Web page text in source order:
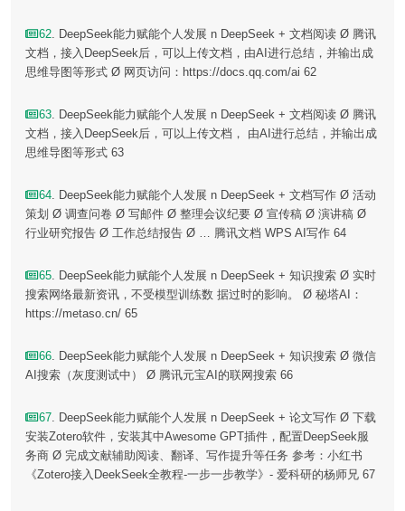
62. DeepSeek能力赋能个人发展 n DeepSeek + 文档阅读 Ø 腾讯
文档，接入DeepSeek后，可以上传文档，由AI进行总结，并输出成
思维导图等形式 Ø 网页访问：https://docs.qq.com/ai 62
63. DeepSeek能力赋能个人发展 n DeepSeek + 文档阅读 Ø 腾讯
文档，接入DeepSeek后，可以上传文档， 由AI进行总结，并输出成
思维导图等形式 63
64. DeepSeek能力赋能个人发展 n DeepSeek + 文档写作 Ø 活动
策划 Ø 调查问卷 Ø 写邮件 Ø 整理会议纪要 Ø 宣传稿 Ø 演讲稿 Ø
行业研究报告 Ø 工作总结报告 Ø … 腾讯文档 WPS AI写作 64
65. DeepSeek能力赋能个人发展 n DeepSeek + 知识搜索 Ø 实时
搜索网络最新资讯，不受模型训练数 据过时的影响。 Ø 秘塔AI：
https://metaso.cn/ 65
66. DeepSeek能力赋能个人发展 n DeepSeek + 知识搜索 Ø 微信
AI搜索（灰度测试中） Ø 腾讯元宝AI的联网搜索 66
67. DeepSeek能力赋能个人发展 n DeepSeek + 论文写作 Ø 下载
安装Zotero软件，安装其中Awesome GPT插件，配置DeepSeek服
务商 Ø 完成文献辅助阅读、翻译、写作提升等任务 参考：小红书
《Zotero接入DeekSeek全教程-一步一步教学》- 爱科研的杨师兄 67